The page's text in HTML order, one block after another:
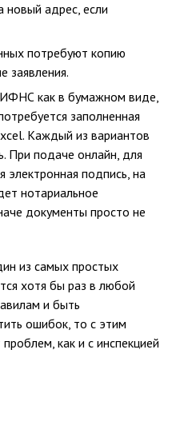
новый адрес, если
потребуют копию
заявления.
как в бумажном виде,
заполненная
Каждый из вариантов
При подаче онлайн, для
электронная подпись, на
нотариальное
документы просто не
из самых простых
хотя бы раз в любой
и быть
ошибок, то с этим
как и с инспекцией